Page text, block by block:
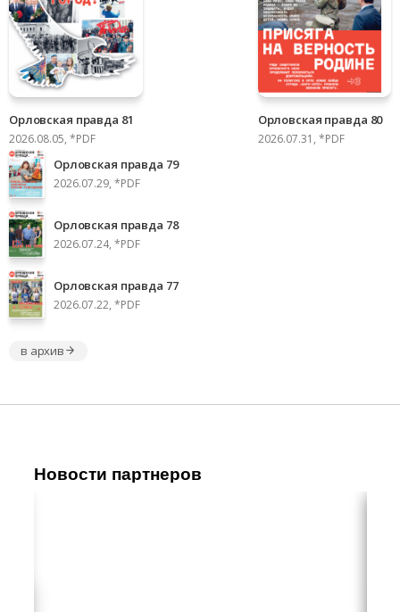
Орловская правда 81
2026.08.05, *PDF
Орловская правда 80
2026.07.31, *PDF
Орловская правда 79
2026.07.29, *PDF
Орловская правда 78
2026.07.24, *PDF
Орловская правда 77
2026.07.22, *PDF
в архив
Новости партнеров